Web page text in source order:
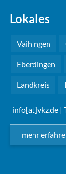
Lokales
Vaihingen
Eberdingen
Landkreis
info[at]vkz.de |
mehr